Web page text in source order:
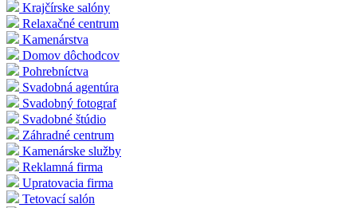
Krajčírske salóny
Relaxačné centrum
Kamenárstva
Domov dôchodcov
Pohrebníctva
Svadobná agentúra
Svadobný fotograf
Svadobné štúdio
Záhradné centrum
Kamenárske služby
Reklamná firma
Upratovacia firma
Tetovací salón